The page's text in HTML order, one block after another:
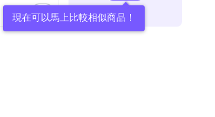
現在可以馬上比較相似商品！